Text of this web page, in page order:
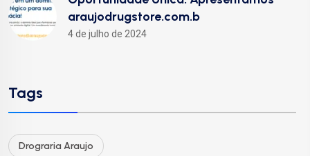
araujodrugstore.com.b
4 de julho de 2024
Tags
Drograria Araujo